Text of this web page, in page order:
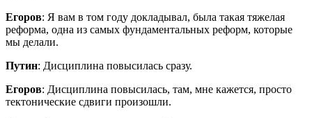
Егоров: Я вам в том году докладывал, была такая тяжелая
реформа, одна из самых фундаментальных реформ, которые
мы делали.
Путин: Дисциплина повысилась сразу.
Егоров: Дисциплина повысилась, там, мне кажется, просто
тектонические сдвиги произошли.